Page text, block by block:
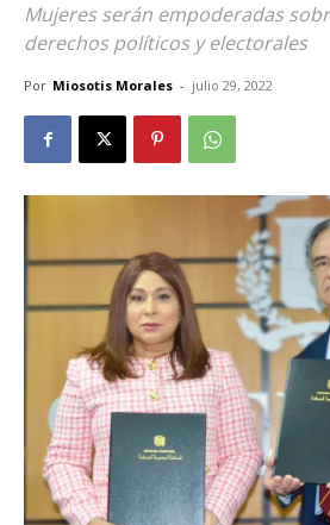
Mujeres serán empoderadas
derechos políticos y electorales
Por Miosotis Morales - julio 29, 2022